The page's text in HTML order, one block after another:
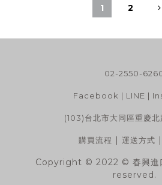
1 2
02-2550-
Facebook | LINE |
(103)台北市大同區重慶
購買流程 | 運送方式 |
Copyright © 2022 © 春興進
reserved.